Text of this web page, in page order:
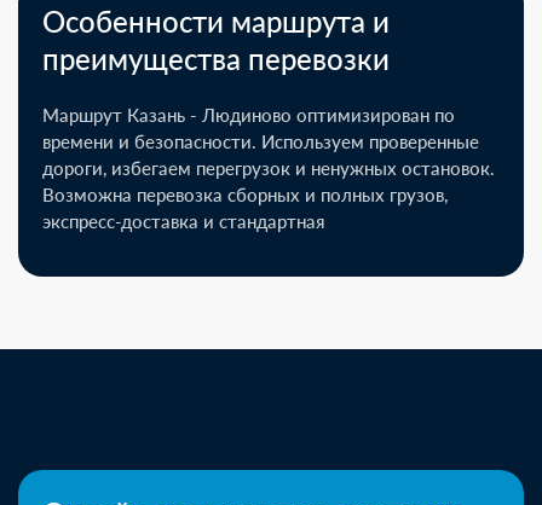
Особенности маршрута и
преимущества перевозки
Маршрут Казань - Людиново оптимизирован по
времени и безопасности. Используем проверенные
дороги, избегаем перегрузок и ненужных остановок.
Возможна перевозка сборных и полных грузов,
экспресс-доставка и стандартная